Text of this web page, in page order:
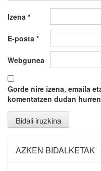
Izena *
E-posta *
Webgunea
Gorde nire izena, emaila
komentatzen dudan
AZKEN BIDALKETAK